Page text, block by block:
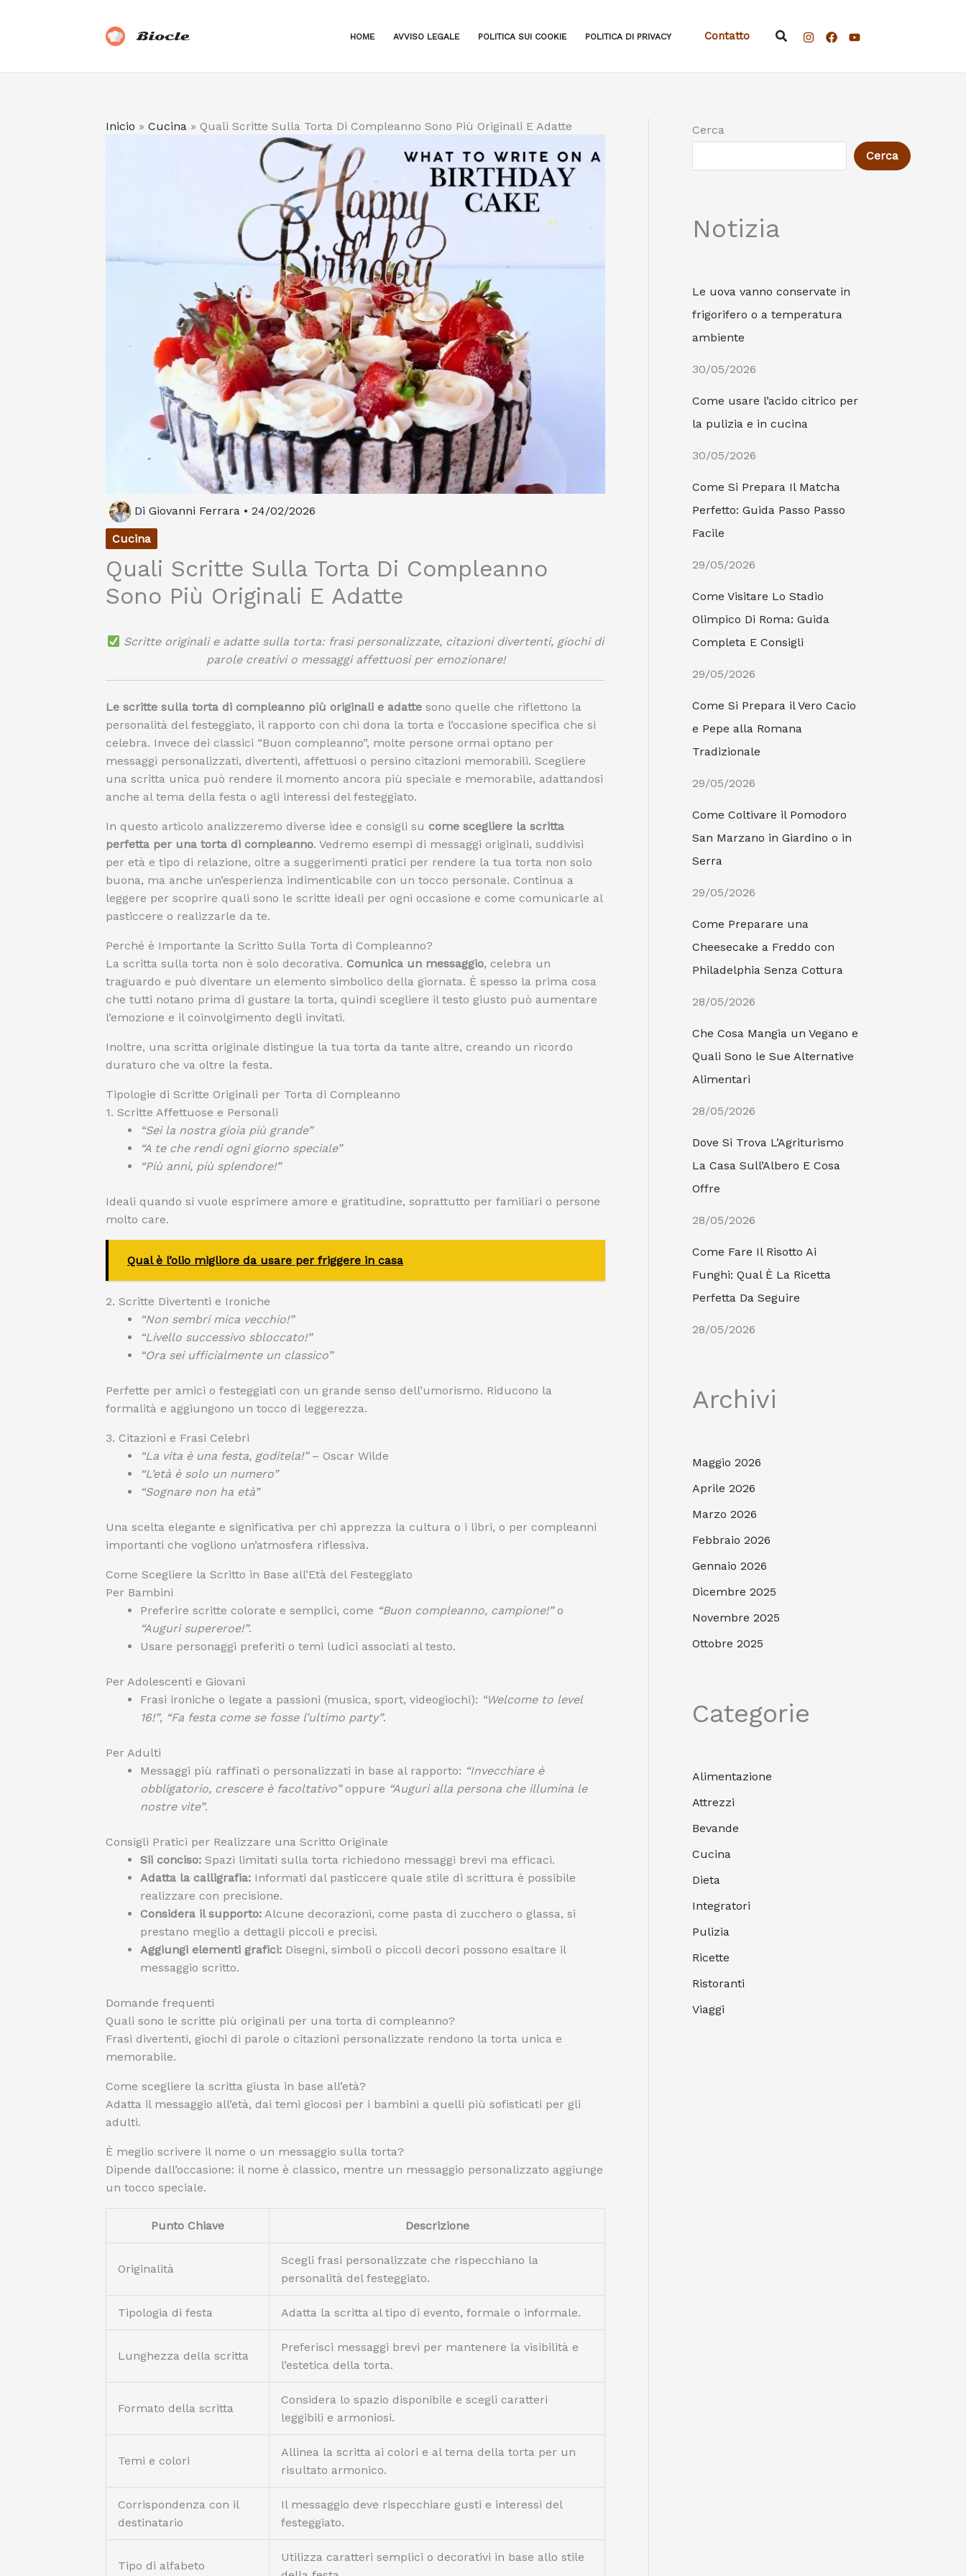
Biocle HOME AVVISO LEGALE POLITICA SUI COOKIE POLITICA DI PRIVACY Contatto Cerca
Inicio » Cucina » Quali Scritte Sulla Torta Di Compleanno Sono Più Originali E Adatte
Di Giovanni Ferrara • 24/02/2026
Cucina
Quali Scritte Sulla Torta Di Compleanno
Sono Più Originali E Adatte
Scritte originali e adatte sulla torta: frasi personalizzate, citazioni divertenti, giochi di
parole creativi o messaggi affettuosi per emozionare!
Le scritte sulla torta di compleanno più originali e adatte sono quelle che riflettono la
personalità del festeggiato, il rapporto con chi dona la torta e l’occasione specifica che si
celebra. Invece dei classici “Buon compleanno”, molte persone ormai optano per
messaggi personalizzati, divertenti, affettuosi o persino citazioni memorabili. Scegliere
una scritta unica può rendere il momento ancora più speciale e memorabile, adattandosi
anche al tema della festa o agli interessi del festeggiato.
In questo articolo analizzeremo diverse idee e consigli su come scegliere la scritta
perfetta per una torta di compleanno. Vedremo esempi di messaggi originali, suddivisi
per età e tipo di relazione, oltre a suggerimenti pratici per rendere la tua torta non solo
buona, ma anche un’esperienza indimenticabile con un tocco personale. Continua a
leggere per scoprire quali sono le scritte ideali per ogni occasione e come comunicarle al
pasticcere o realizzarle da te.
Perché è Importante la Scritto Sulla Torta di Compleanno?
La scritta sulla torta non è solo decorativa. Comunica un messaggio, celebra un
traguardo e può diventare un elemento simbolico della giornata. È spesso la prima cosa
che tutti notano prima di gustare la torta, quindi scegliere il testo giusto può aumentare
l’emozione e il coinvolgimento degli invitati.
Inoltre, una scritta originale distingue la tua torta da tante altre, creando un ricordo
duraturo che va oltre la festa.
Tipologie di Scritte Originali per Torta di Compleanno
1. Scritte Affettuose e Personali
“Sei la nostra gioia più grande”
“A te che rendi ogni giorno speciale”
“Più anni, più splendore!”
Ideali quando si vuole esprimere amore e gratitudine, soprattutto per familiari o persone
molto care.
Qual è l’olio migliore da usare per friggere in casa
2. Scritte Divertenti e Ironiche
“Non sembri mica vecchio!”
“Livello successivo sbloccato!”
“Ora sei ufficialmente un classico”
Perfette per amici o festeggiati con un grande senso dell’umorismo. Riducono la
formalità e aggiungono un tocco di leggerezza.
3. Citazioni e Frasi Celebri
“La vita è una festa, goditela!”– Oscar Wilde
“L’età è solo un numero”
“Sognare non ha età”
Una scelta elegante e significativa per chi apprezza la cultura o i libri, o per compleanni
importanti che vogliono un’atmosfera riflessiva.
Come Scegliere la Scritto in Base all’Età del Festeggiato
Per Bambini
Preferire scritte colorate e semplici, come “Buon compleanno, campione!”o
“Auguri supereroe!”.
Usare personaggi preferiti o temi ludici associati al testo.
Per Adolescenti e Giovani
Frasi ironiche o legate a passioni (musica, sport, videogiochi): “Welcome to level
16!”, “Fa festa come se fosse l’ultimo party”.
Per Adulti
Messaggi più raffinati o personalizzati in base al rapporto: “Invecchiare è
obbligatorio, crescere è facoltativo”oppure “Auguri alla persona che illumina le
nostre vite”.
Consigli Pratici per Realizzare una Scritto Originale
Sii conciso: Spazi limitati sulla torta richiedono messaggi brevi ma efficaci.
Adatta la calligrafia: Informati dal pasticcere quale stile di scrittura è possibile
realizzare con precisione.
Considera il supporto: Alcune decorazioni, come pasta di zucchero o glassa, si
prestano meglio a dettagli piccoli e precisi.
Aggiungi elementi grafici: Disegni, simboli o piccoli decori possono esaltare il
messaggio scritto.
Domande frequenti
Quali sono le scritte più originali per una torta di compleanno?
Frasi divertenti, giochi di parole o citazioni personalizzate rendono la torta unica e
memorabile.
Come scegliere la scritta giusta in base all’età?
Adatta il messaggio all’età, dai temi giocosi per i bambini a quelli più sofisticati per gli
adulti.
È meglio scrivere il nome o un messaggio sulla torta?
Dipende dall’occasione: il nome è classico, mentre un messaggio personalizzato aggiunge
un tocco speciale.
Punto Chiave Descrizione
Originalità
Scegli frasi personalizzate che rispecchiano la
personalità del festeggiato.
Tipologia di festa Adatta la scritta al tipo di evento, formale o informale.
Lunghezza della scritta
Preferisci messaggi brevi per mantenere la visibilità e
l’estetica della torta.
Formato della scritta
Considera lo spazio disponibile e scegli caratteri
leggibili e armoniosi.
Temi e colori
Allinea la scritta ai colori e al tema della torta per un
risultato armonico.
Corrispondenza con il
destinatario
Il messaggio deve rispecchiare gusti e interessi del
festeggiato.
Tipo di alfabeto
Utilizza caratteri semplici o decorativi in base allo stile
Cerca
Cerca
Notizia
Le uova vanno conservate in
frigorifero o a temperatura
ambiente
30/05/2026
Come usare l’acido citrico per
la pulizia e in cucina
30/05/2026
Come Si Prepara Il Matcha
Perfetto: Guida Passo Passo
Facile
29/05/2026
Come Visitare Lo Stadio
Olimpico Di Roma: Guida
Completa E Consigli
29/05/2026
Come Si Prepara il Vero Cacio
e Pepe alla Romana
Tradizionale
29/05/2026
Come Coltivare il Pomodoro
San Marzano in Giardino o in
Serra
29/05/2026
Come Preparare una
Cheesecake a Freddo con
Philadelphia Senza Cottura
28/05/2026
Che Cosa Mangia un Vegano e
Quali Sono le Sue Alternative
Alimentari
28/05/2026
Dove Si Trova L’Agriturismo
La Casa Sull’Albero E Cosa
Offre
28/05/2026
Come Fare Il Risotto Ai
Funghi: Qual È La Ricetta
Perfetta Da Seguire
28/05/2026
Archivi
Maggio 2026
Aprile 2026
Marzo 2026
Febbraio 2026
Gennaio 2026
Dicembre 2025
Novembre 2025
Ottobre 2025
Categorie
Alimentazione
Attrezzi
Bevande
Cucina
Dieta
Integratori
Pulizia
Ricette
Ristoranti
Viaggi